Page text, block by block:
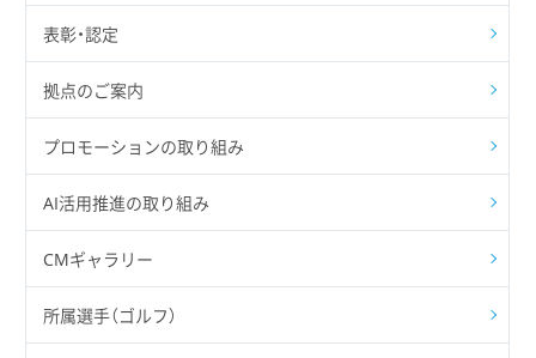
表彰・認定
拠点のご案内
プロモーションの取り組み
AI活用推進の取り組み
CMギャラリー
所属選手（ゴルフ）